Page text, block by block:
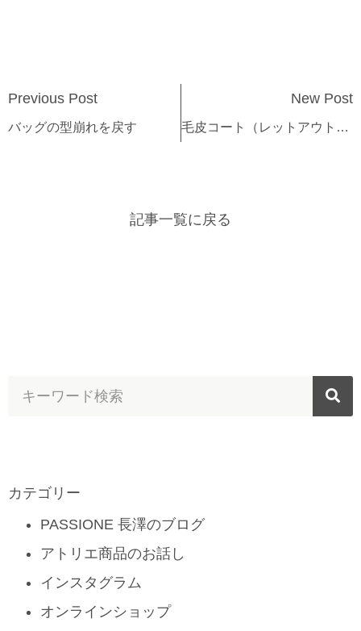
Previous Post
バッグの型崩れを戻す
New Post
毛皮コート（レットアウト）の型張り
記事一覧に戻る
カテゴリー
PASSIONE 長澤のブログ
アトリエ商品のお話し
インスタグラム
オンラインショップ